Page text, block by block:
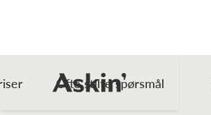
Ofte stilte spørsmål